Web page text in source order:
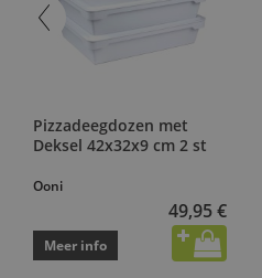
Pizzadeegdozen met
Deksel 42x32x9 cm 2 st
Ooni
49,95 €
Meer info